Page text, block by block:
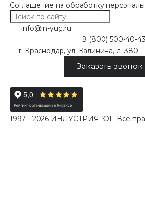
Соглашение на обработку
info@in-yug.ru
8 (800) 500-40-43
г. Краснодар, ул. Калинина, д. 380
Заказать звонок
1997 - 2026 ИНДУСТРИЯ-ЮГ. Все